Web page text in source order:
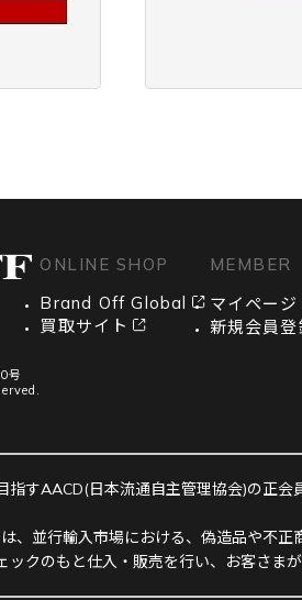
号
ONLINE SHOP
Brand Off Global
買取サイト
MEMBER
マイページ
新規会員登
指すAACD(日本流通自主管理協会)の正会
、並行輸入市場における、偽造品や不
クのもと仕入・販売を行い、お客さま